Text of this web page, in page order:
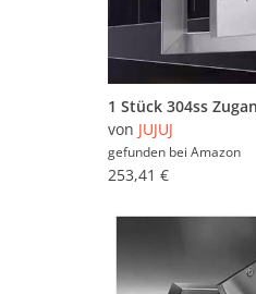
von JUJUJ
gefunden bei Amazon
253,41 €